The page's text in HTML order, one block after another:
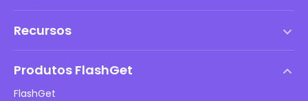
Política de DMCA
Política de privacidade
Recursos
Produtos FlashGet
FlashGet